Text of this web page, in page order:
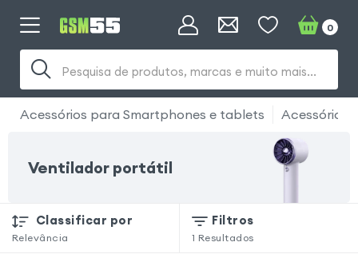
Pesquisa de produtos, marcas e muito mais...
0
Acessórios para Smartphones e tablets Acessórios
Ventilador portátil
Classificar por
Relevância
Filtros
1 Resultados